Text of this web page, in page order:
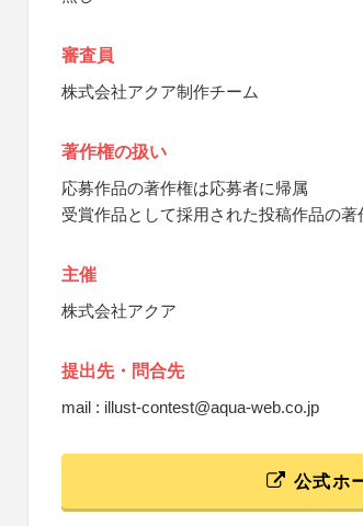
審査員
株式会社アクア制作チーム
著作権の扱い
応募作品の著作権は応募者に帰属
受賞作品として採用された投稿作品の
主催
株式会社アクア
提出先・問合先
mail : illust-contest@aqua-web.co.jp
公式ホ